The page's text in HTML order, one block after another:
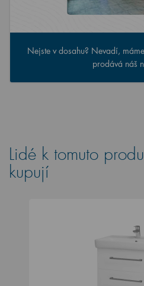
Nejste v dosahu? Nevadí, máme
prodává náš
Lidé k tomuto
kupují